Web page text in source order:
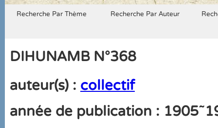
Recherche Par Thème Recherche Par Auteur
DIHUNAMB N°368
auteur(s) : collectif
année de publication :